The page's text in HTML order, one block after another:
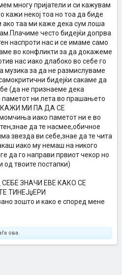
многу пријатели и си кажувам
кажи некој тоа но тоа да биде
ако таа ми каже дека сум лоша
често бидејќи допрва
наспроти нас и се имаме само
во конфликти за да докажеме
нас иако длабоко во себе го
музика за да не размислуваме
бидејќи сакаме да
(да не признаеме дека
паметот ни лета во прашањето
МИ ПА ДА СЕ
иако паметот ни е во
да те насмее,обичное
звезда ви себе,знае да те чита
иако му немаш на никого
да го направи првиот чекор но
од твоите постапки)
ЗНАЧИ ЕВЕ КАКО СЕ
ТИНЕЈџЕРИ
зошто и како е според мене
ова.